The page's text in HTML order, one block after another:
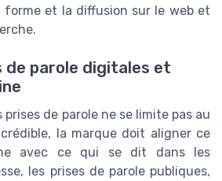
forme et la diffusion sur le web et
parole digitales et
de parole ne se limite pas au
la marque doit aligner ce
avec ce qui se dit dans les
les prises de parole publiques,